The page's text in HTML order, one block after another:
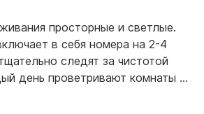
просторные и светлые.
в себя номера на 2-4
следят за чистотой
день проветривают комнаты ...